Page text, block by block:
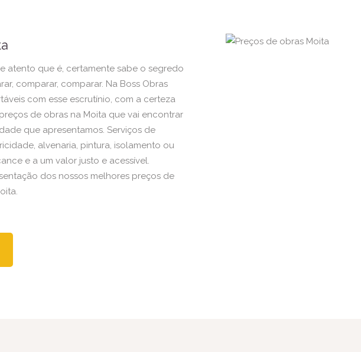
atento que é, certamente sabe o segredo
comparar, comparar. Na Boss Obras
com esse escrutínio, com a certeza
de obras na Moita que vai encontrar
que apresentamos. Serviços de
alvenaria, pintura, isolamento ou
e a um valor justo e acessível.
dos nossos melhores preços de